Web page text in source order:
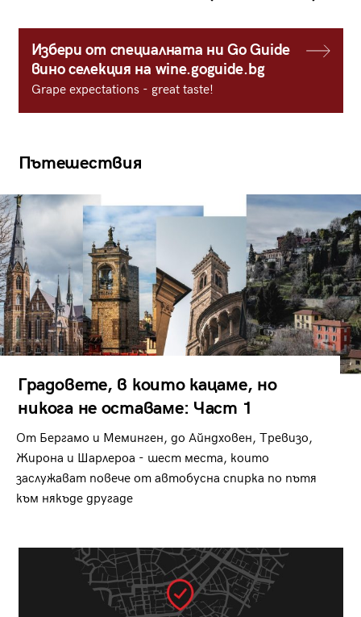
Избери от специалната ни Go Guide
вино селекция на wine.goguide.bg
Grape expectations - great taste!
Пътешествия
Градовете, в които кацаме, но
никога не оставаме: Част 1
От Бергамо и Меминген, до Айндховен, Тревизо,
Жирона и Шарлероа - шест места, които
заслужават повече от автобусна спирка по пътя
към някъде другаде